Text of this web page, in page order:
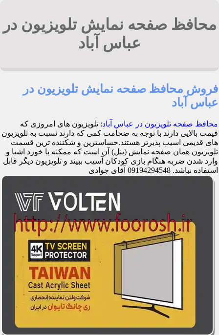
محافظ صفحه نمایش تلویزیون در
عباس آباد
فروش محافظ صفحه نمایش تلویزیون در
عباس آباد
محافظ صفحه تلویزیون در عباس آباد: تلویزیون های امروزی که
قیمت بالایی دارند با توجه به ضخامت کمی که دارند نسبت به تلویزیون
های قدیمی اسیب پذیرتر هستند.حساسترین و شکننده ترین قسمت
تلویزیون همان صفحه نمایش (پنل) آن است که ممکنه با خورد اشیا و
وارد شدن ضربه هنگام بازی کودکان آسیب ببیند و تلویزیون دیگر قابل
استفاده نباشد. 09194294548 آقای جوادی